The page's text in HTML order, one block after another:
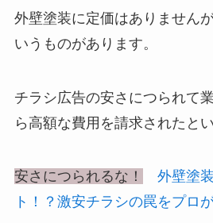
外壁塗装に定価はありません
いうものがあります。
チラシ広告の安さにつられて
ら高額な費用を請求されたと
安さにつられるな！
外壁塗
ト！？激安チラシの罠をプロ